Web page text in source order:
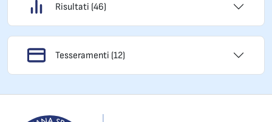
Risultati (46)
Tesseramenti (12)